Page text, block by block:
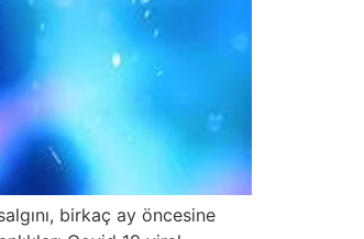
birkaç ay öncesine